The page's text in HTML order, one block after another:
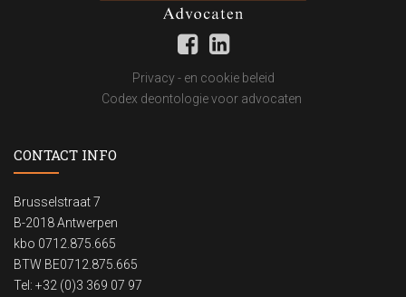
Privacy - en cookie beleid
Codex deontologie voor advocaten
CONTACT INFO
Brusselstraat 7
B-2018 Antwerpen
kbo 0712.875.665
BTW BE0712.875.665
Tel: +32 (0)3 369 07 97